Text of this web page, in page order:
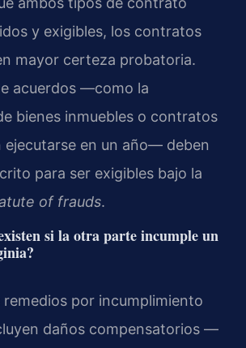
y exigibles, los contratos
mayor certeza probatoria.
acuerdos —como la
bienes inmuebles o contratos
ejecutarse en un año— deben
para ser exigibles bajo la
of frauds.
si la otra parte incumple un
remedios por incumplimiento
daños compensatorios —